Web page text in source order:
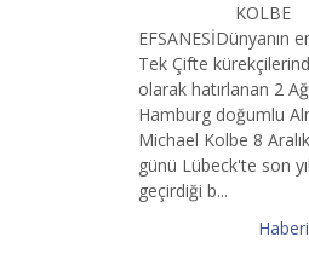
KOLBE
EFSANESİDünyanın
Tek Çifte
olarak hatırlanan 2
Hamburg doğumlu
Michael Kolbe 8
günü Lübeck'te son
geçirdiği b...